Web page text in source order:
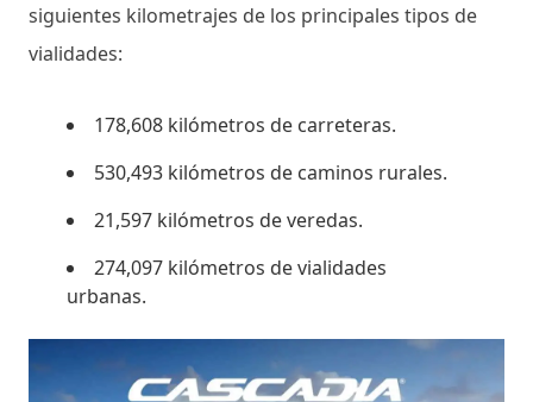
siguientes kilometrajes de los principales tipos de
vialidades:
178,608 kilómetros de carreteras.
530,493 kilómetros de caminos rurales.
21,597 kilómetros de veredas.
274,097 kilómetros de vialidades
urbanas.